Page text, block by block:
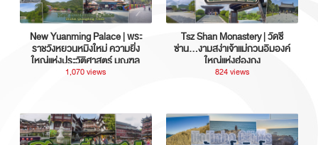
New Yuanming Palace | พระ
ราชวังหยวนหมิงใหม่ ความยิ่ง
ใหญ่แห่งประวัติศาสตร์ มณฑล
กวางตุ้ง ประเทศจีน
1,070 views
Tsz Shan Monastery | วัดซี
ซ่าน…งามสง่าเจ้าแม่กวนอิมองค์
ใหญ่แห่งฮ่องกง
824 views